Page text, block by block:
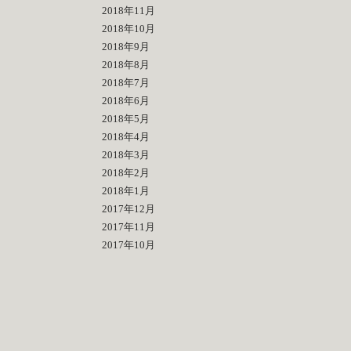
2018年11月
2018年10月
2018年9月
2018年8月
2018年7月
2018年6月
2018年5月
2018年4月
2018年3月
2018年2月
2018年1月
2017年12月
2017年11月
2017年10月